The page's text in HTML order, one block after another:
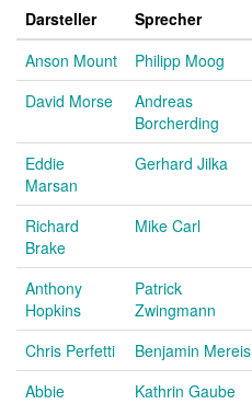
Darsteller Sprecher
Anson Mount
Philipp Moog
David Morse
Andreas
Borcherding
Eddie
Marsan
Gerhard Jilka
Richard
Brake
Mike Carl
Anthony
Hopkins
Patrick
Zwingmann
Chris Perfetti Benjamin Mereis
Abbie
Kathrin Gaube